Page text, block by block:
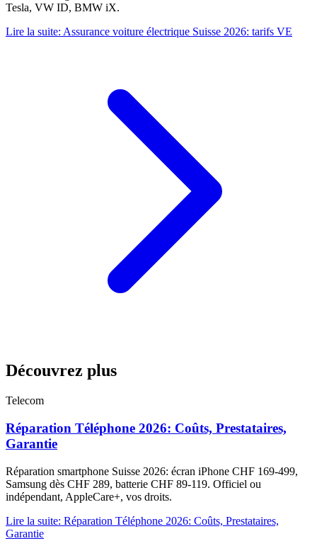
Tesla, VW ID, BMW iX.
Lire la suite: Assurance voiture électrique Suisse 2026: tarifs VE
Découvrez plus
Telecom
Réparation Téléphone 2026: Coûts, Prestataires,
Garantie
Réparation smartphone Suisse 2026: écran iPhone CHF 169-499,
Samsung dès CHF 289, batterie CHF 89-119. Officiel ou
indépendant, AppleCare+, vos droits.
Lire la suite: Réparation Téléphone 2026: Coûts, Prestataires,
Garantie